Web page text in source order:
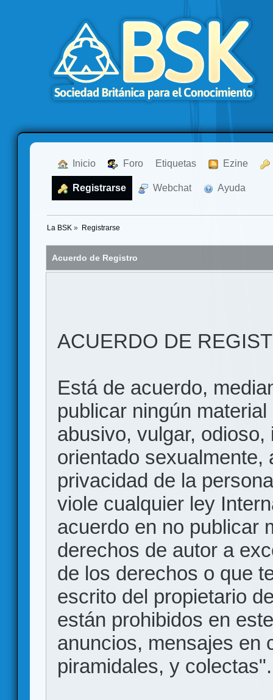
Inicio Foro Etiquetas Ezine
Registrarse Webchat Ayuda
La BSK » Registrarse
Acuerdo de Registro
ACUERDO DE
Está de acuerdo,
publicar ningún
abusivo, vulgar,
orientado sexualmente,
privacidad de la
viole cualquier ley
acuerdo en no publicar
derechos de autor a
de los derechos o que
escrito del propietario
están prohibidos en
anuncios, mensajes en
piramidales, y colectas".